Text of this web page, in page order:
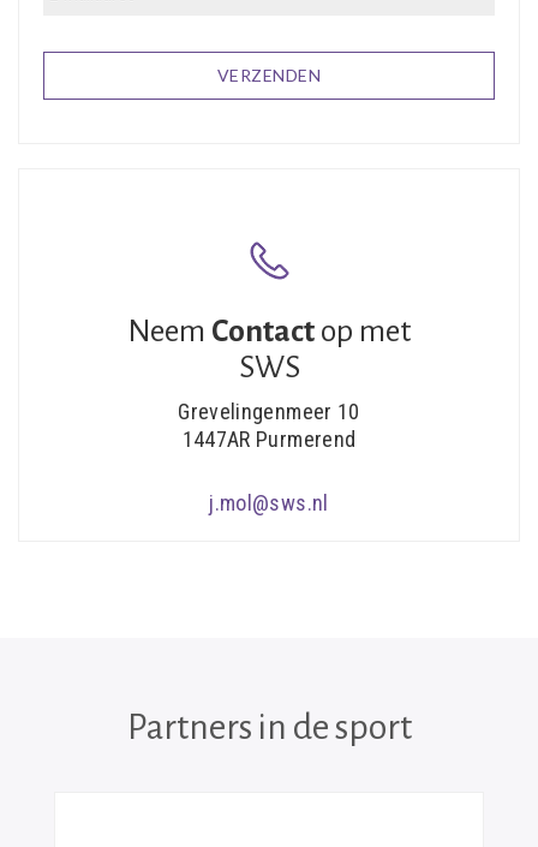
Neem Contact op met
SWS
Grevelingenmeer 10
1447AR Purmerend
j.mol@sws.nl
Partners in de sport